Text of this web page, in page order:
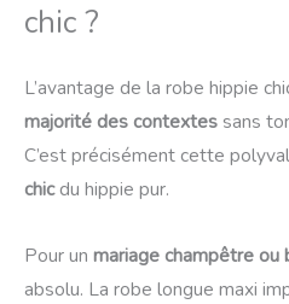
chic ?
L’avantage de la robe hippie
majorité des contextes sans
C’est précisément cette
chicdu hippie pur.
Pour un mariage champêtre ou
absolu. La robe longue maxi